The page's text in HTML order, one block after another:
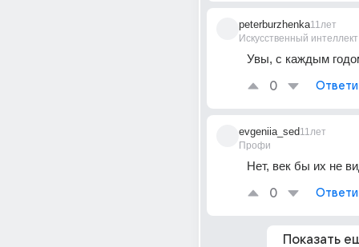
peterburzhenka
Искусственный интеллект
11лет
Увы, с каждым
0
evgeniia_sed
Профи
11лет
Нет, век бы их не
0
Показать